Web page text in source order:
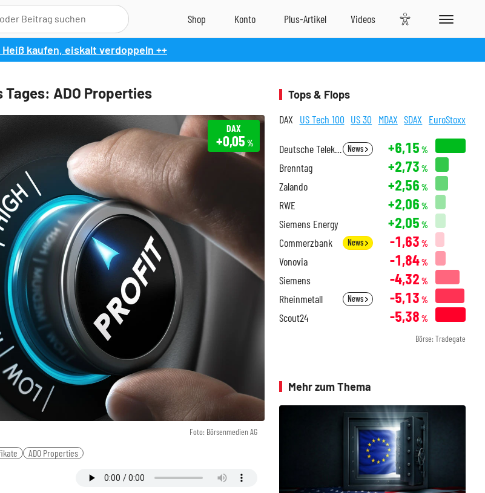
Heiß kaufen, eiskalt verdoppeln ++
ADO Properties
Foto: Börsenmedien AG
DAX
+0,05 %
ADO Properties
Tops & Flops
DAX US Tech 100 US 30 MDAX SDAX EuroStoxx
Deutsche Telekom News +6,15 %
Brenntag +2,73 %
Zalando +2,56 %
RWE +2,06 %
Siemens Energy +2,05 %
Commerzbank News -1,63 %
Vonovia -1,84%
Siemens -4,32 %
Rheinmetall News -5,13 %
Scout24 -5,38 %
Börse: Tradegate
Mehr zum Thema